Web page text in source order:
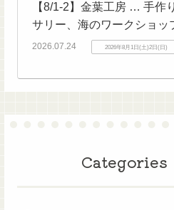
【8/1-2】金葉工房 … 手作
サリー、海のワークショッ
2026.07.24 2026年8月1日(土)2日(日)
Categories